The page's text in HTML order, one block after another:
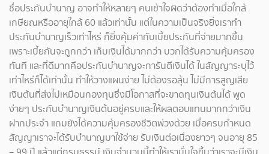
ชื่อประกันบำนาญ อาจทำให้หลายๆ คนเข้าใจผิดว่าต้องทำเมื่อใกล้
เกษียณหรืออายุใกล้ 60 แล้วเท่านั้น แต่ในความเป็นจริงยิ่งเราทำ
ประกันบำนาญเร็วเท่าไหร่ ก็ยิ่งคุ้มค่ากับเบี้ยประกันที่จ่ายมากขึ้น
เพราะเบี้ยกันจะถูกกว่า เก็บเงินได้มากกว่า บวกได้รับความคุ้มครอง
ทันที และที่ดีมากคือประกันบำนาญจะการันตีเงินได้ ในสัญญาระบุไว้
เท่าไหร่ก็ได้เท่านั้น ทำให้วางแผนง่าย ไม่ต้องรอลุ้น ไม่มีการสูญเสีย
เงินต้นที่ส่งไปเหมือนกองทุนซึ่งมีโอกาสที่จะขาดทุนเงินต้นได้ พูด
ง่ายๆ ประกันบำนาญเงินต้นอยู่ครบและให้ผลตอบแทนมากกว่าเงิน
ฝากประจำ แถมยังได้ความคุ้มครองชีวิตพ่วงด้วย เมื่อครบกำหนด
สัญญาเราจะได้รับบำนาญมาใช้จ่าย รับเงินต่อเนื่องยาวๆ จนอายุ 85